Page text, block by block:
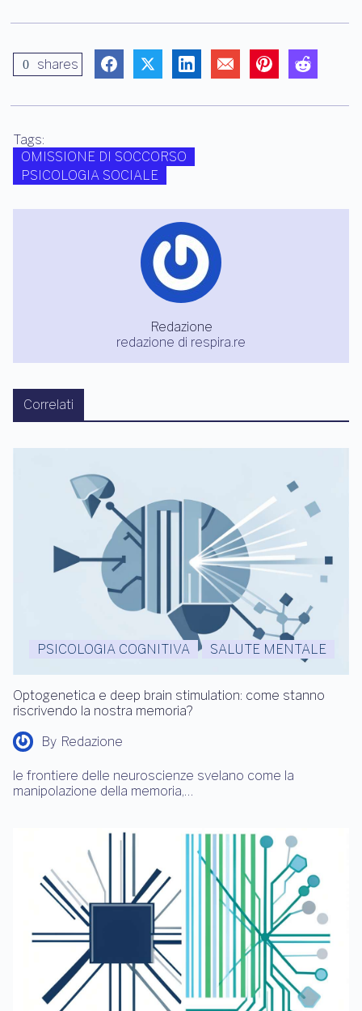
0 shares
Tags:
OMISSIONE DI SOCCORSO
PSICOLOGIA SOCIALE
Redazione
redazione di respira.re
Correlati
PSICOLOGIA COGNITIVA SALUTE MENTALE
Optogenetica e deep brain stimulation: come stanno
riscrivendo la nostra memoria?
By Redazione
le frontiere delle neuroscienze svelano come la
manipolazione della memoria,…